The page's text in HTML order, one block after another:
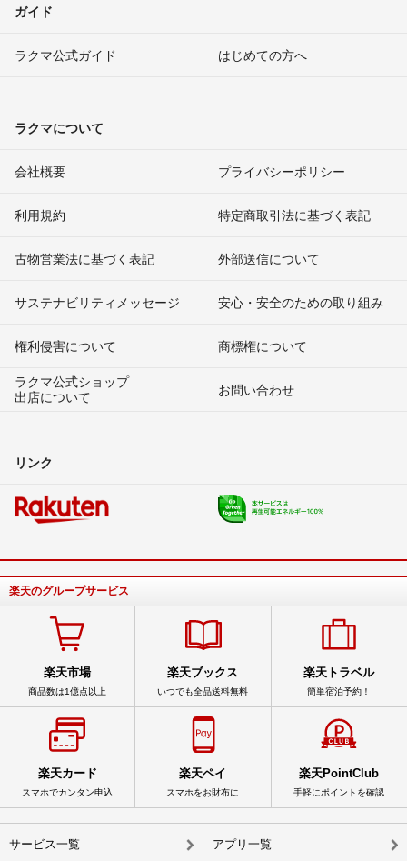
ガイド
ラクマ公式ガイド はじめての方へ
ラクマについて
会社概要 プライバシーポリシー
利用規約 特定商取引法に基づく表記
古物営業法に基づく表記 外部送信について
サステナビリティメッセージ 安心・安全のための取り組み
権利侵害について
商標権について
ラクマ公式ショップ
出店について
お問い合わせ
リンク
楽天のグループサービス
楽天市場
商品数は1億点以上
楽天ブックス
いつでも全品送料無料
楽天トラベル
簡単宿泊予約！
楽天カード
スマホでカンタン申込
楽天ペイ
スマホをお財布に
楽天PointClub
手軽にポイントを確認
サービス一覧 アプリ一覧